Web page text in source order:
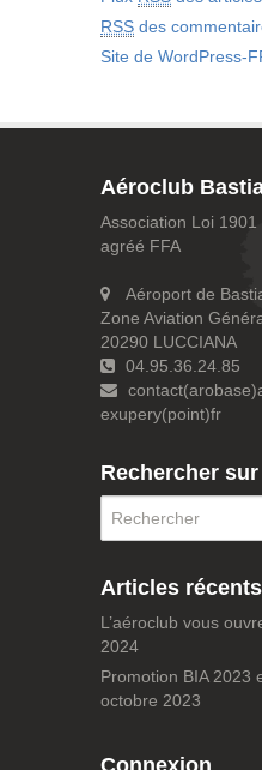
RSS des
Site de WordPress-
Aéroclub
Association Loi
agréé FFA
Aéroport de
Zone Aviation
20290 LUCCIANA
04.95.36.24.85
exupery(point)fr
Rechercher
Articles récents
L’aéroclub vous
2024
Promotion BIA 2023
octobre 2023